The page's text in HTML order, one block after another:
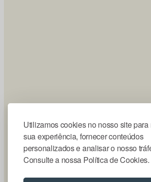
Utilizamos cookies no nosso site para
sua experiência, fornecer conteúdos
personalizados e analisar o nosso
Consulte a nossa Política de Cookies.